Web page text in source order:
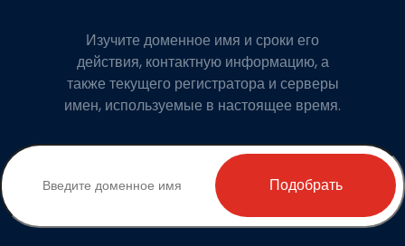
Изучите доменное имя и сроки его
действия, контактную информацию, а
также текущего регистратора и серверы
имен, используемые в настоящее время.
Подобрать